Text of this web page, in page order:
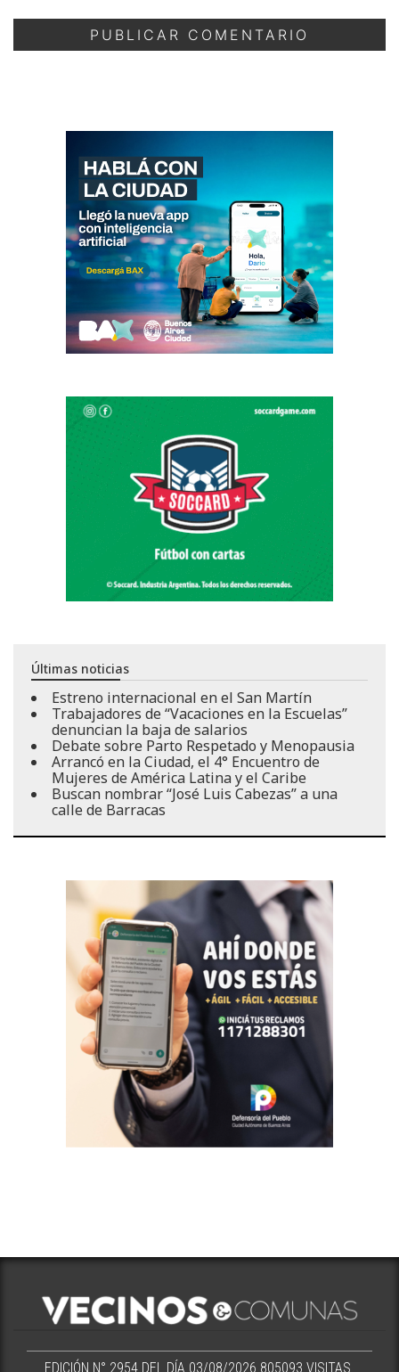
Últimas noticias
Estreno internacional en el San Martín
Trabajadores de “Vacaciones en la Escuelas”
denuncian la baja de salarios
Debate sobre Parto Respetado y Menopausia
Arrancó en la Ciudad, el 4° Encuentro de
Mujeres de América Latina y el Caribe
Buscan nombrar “José Luis Cabezas” a una
calle de Barracas
EDICIÓN N° 2954 DEL DÍA 03/08/2026 805093 VISITAS.